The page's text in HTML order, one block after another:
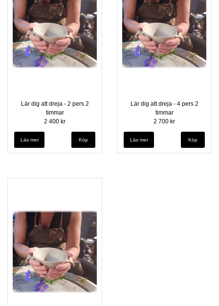
Lär dig att dreja - 2 pers 2
timmar
2 400 kr
Läs mer
Lär dig att dreja - 4 pers 2
timmar
2 700 kr
Läs mer